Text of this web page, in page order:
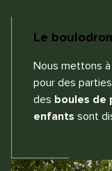
Le
Nous mettons
pour des
des boules de
enfants sont